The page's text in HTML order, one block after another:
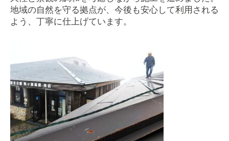
地域の自然を守る拠点が、今後も安心して利用される
よう、丁寧に仕上げています。